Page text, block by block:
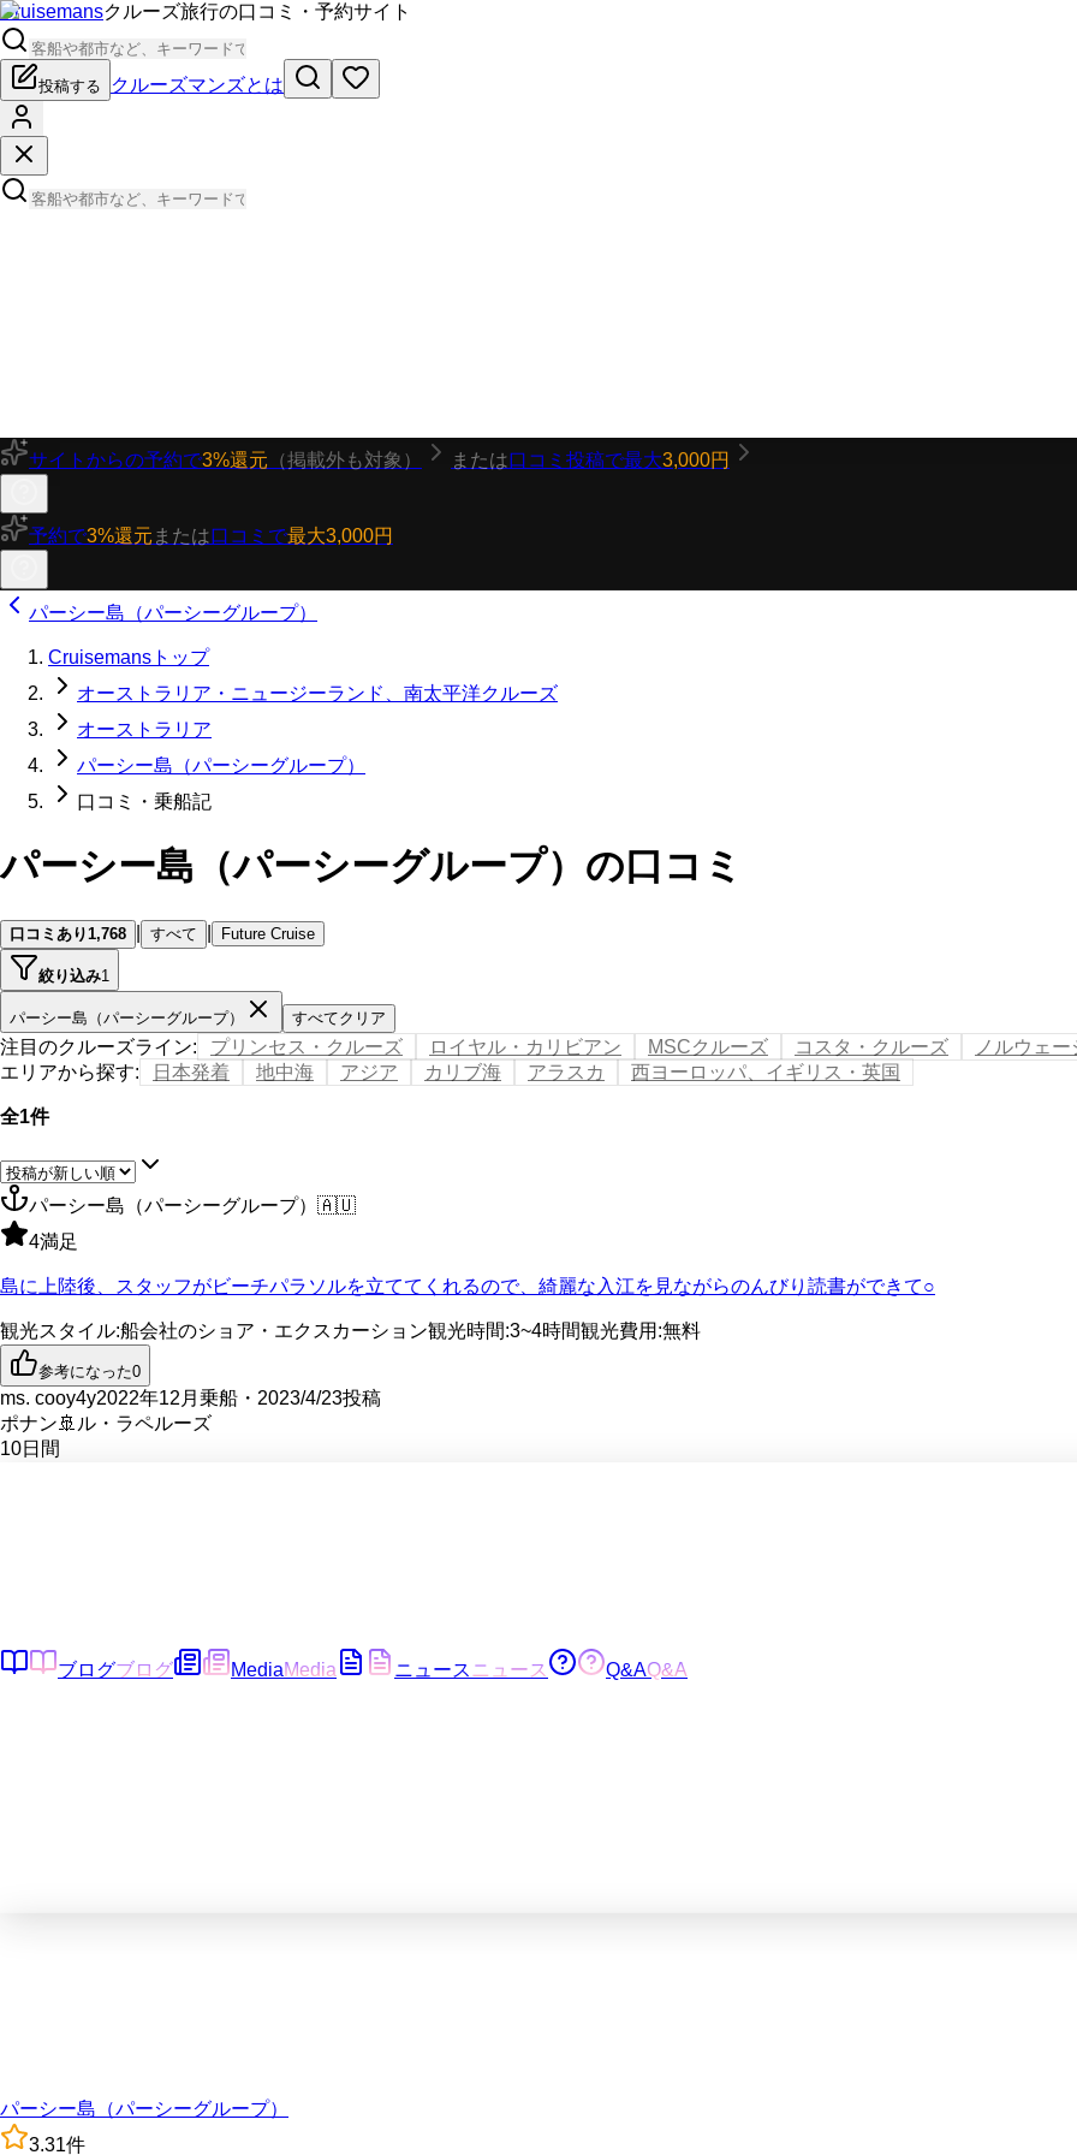
Cruisemansクルーズ旅行の口コミ・予約サイト
投稿する クルーズマンズとは
サイトからの予約で3%還元 （掲載外も対象） または口コミ投稿で最大3,000円
予約で3%還元 または口コミで最大3,000円
パーシー島（パーシーグループ）
Cruisemansトップ
オーストラリア・ニュージーランド、南太平洋クルーズ
オーストラリア
パーシー島（パーシーグループ）
口コミ・乗船記
パーシー島（パーシーグループ）の口コミ
口コミあり1,768 すべて Future Cruise
絞り込み1
パーシー島（パーシーグループ） すべてクリア
注目のクルーズライン: プリンセス・クルーズ ロイヤル・カリビアン MSCクルーズ コスタ・クルーズ ノルウェ
エリアから探す: 日本発着 地中海 アジア カリブ海 アラスカ 西ヨーロッパ、イギリス・英国
全1件
パーシー島（パーシーグループ） 🇦🇺
4満足
島に上陸後、スタッフがビーチパラソルを立ててくれるので、綺麗な入江を見ながらのんびり読書ができて○
観光スタイル:船会社のショア・エクスカーション観光時間:3~4時間観光費用 :無料
参考になった0
ms. cooy4y2022年12月乗船・2023/4/23投稿
ポナン 🚢 ル・ラペルーズ
10日間
ブログブログ MediaMedia ニュース ニュース Q&AQ&A
パーシー島（パーシーグループ）
3.31件